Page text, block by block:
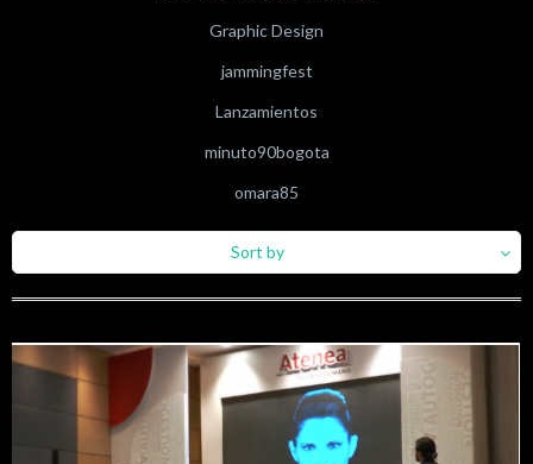
Graphic Design
jammingfest
Lanzamientos
minuto90bogota
omara85
Sort by